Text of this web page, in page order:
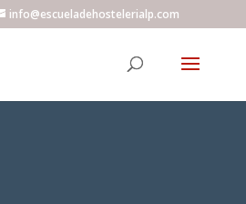
info@escueladehostelerialp.com